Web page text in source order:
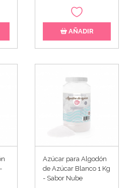
AÑADIR
Azúcar para Algodón
de Azúcar Blanco 1 Kg
- Sabor Nube